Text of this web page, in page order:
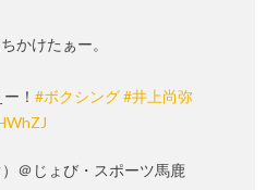
かけたぁー。
！ #ボクシング#井上尚弥
＠じょび・スポーツ馬鹿